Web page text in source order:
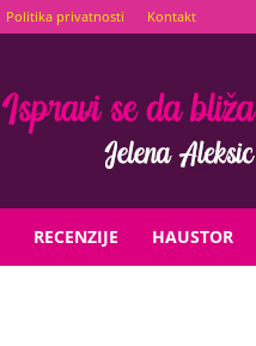
Politika privatnosti Kontakt
RECENZIJE HAUSTOR